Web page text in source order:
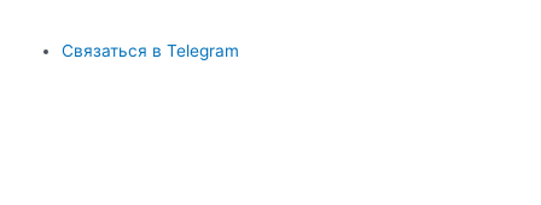
Связаться в Telegram